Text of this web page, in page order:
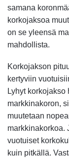
samana
korkojaksoa
on se yleensä
mahdollista.
Korkojakson
kertyviin
Lyhyt
markkinakoron,
muutetaan
markkinakorkoa.
vuotuiset
kuin pitkällä.